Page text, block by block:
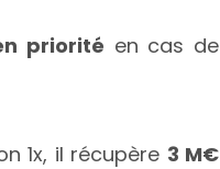
priorité en cas de
1x, il récupère 3 M€